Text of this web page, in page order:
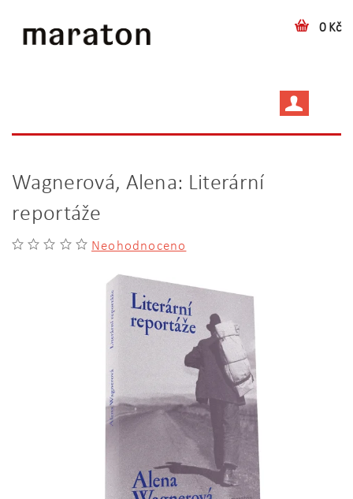
0 Kč
Wagnerová, Alena: Literární
reportáže
Neohodnoceno